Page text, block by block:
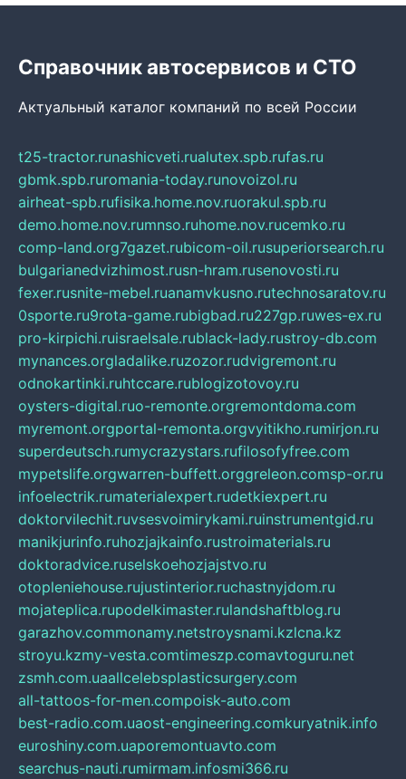
Справочник автосервисов и СТО
Актуальный каталог компаний по всей России
t25-tractor.runashicveti.rualutex.spb.rufas.ru
gbmk.spb.ruromania-today.runovoizol.ru
airheat-spb.rufisika.home.nov.ruorakul.spb.ru
demo.home.nov.rumnso.ruhome.nov.rucemko.ru
comp-land.org7gazet.rubicom-oil.rusuperiorsearch.ru
bulgarianedvizhimost.rusn-hram.rusenovosti.ru
fexer.rusnite-mebel.ruanamvkusno.rutechnosaratov.ru
0sporte.ru9rota-game.rubigbad.ru227gp.ruwes-ex.ru
pro-kirpichi.ruisraelsale.rublack-lady.rustroy-db.com
mynances.orgladalike.ruzozor.rudvigremont.ru
odnokartinki.ruhtccare.rublogizotovoy.ru
oysters-digital.ruo-remonte.orgremontdoma.com
myremont.orgportal-remonta.orgvyitikho.rumirjon.ru
superdeutsch.rumycrazystars.rufilosofyfree.com
mypetslife.orgwarren-buffett.orggreleon.comsp-or.ru
infoelectrik.rumaterialexpert.rudetkiexpert.ru
doktorvilechit.ruvsesvoimirykami.ruinstrumentgid.ru
manikjurinfo.ruhozjajkainfo.rustroimaterials.ru
doktoradvice.ruselskoehozjajstvo.ru
otopleniehouse.rujustinterior.ruchastnyjdom.ru
mojateplica.rupodelkimaster.rulandshaftblog.ru
garazhov.commonamy.netstroysnami.kzlcna.kz
stroyu.kzmy-vesta.comtimeszp.comavtoguru.net
zsmh.com.uaallcelebsplasticsurgery.com
all-tattoos-for-men.compoisk-auto.com
best-radio.com.uaost-engineering.comkuryatnik.info
euroshiny.com.uaporemontuavto.com
searchus-nauti.rumirmam.infosmi366.ru